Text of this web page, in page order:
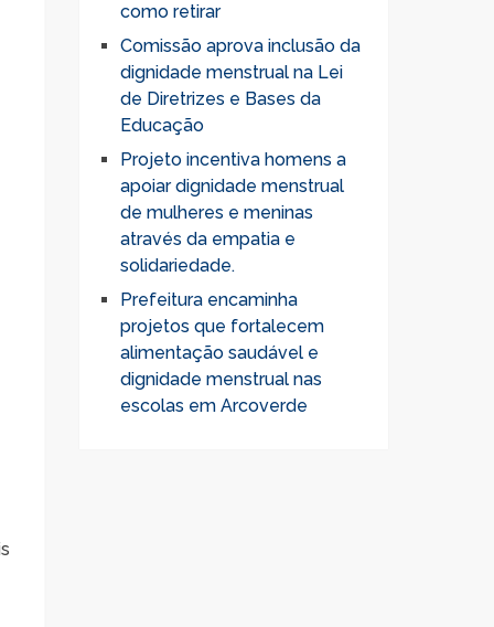
como retirar
Comissão aprova inclusão da
dignidade menstrual na Lei
de Diretrizes e Bases da
Educação
Projeto incentiva homens a
apoiar dignidade menstrual
de mulheres e meninas
através da empatia e
solidariedade.
Prefeitura encaminha
projetos que fortalecem
alimentação saudável e
dignidade menstrual nas
escolas em Arcoverde